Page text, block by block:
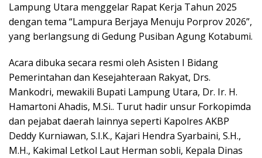
Lampung Utara menggelar Rapat Kerja Tahun 2025
dengan tema “Lampura Berjaya Menuju Porprov 2026”,
yang berlangsung di Gedung Pusiban Agung Kotabumi.
Acara dibuka secara resmi oleh Asisten I Bidang
Pemerintahan dan Kesejahteraan Rakyat, Drs.
Mankodri, mewakili Bupati Lampung Utara, Dr. Ir. H.
Hamartoni Ahadis, M.Si.. Turut hadir unsur Forkopimda
dan pejabat daerah lainnya seperti Kapolres AKBP
Deddy Kurniawan, S.I.K., Kajari Hendra Syarbaini, S.H.,
M.H., Kakimal Letkol Laut Herman sobli, Kepala Dinas